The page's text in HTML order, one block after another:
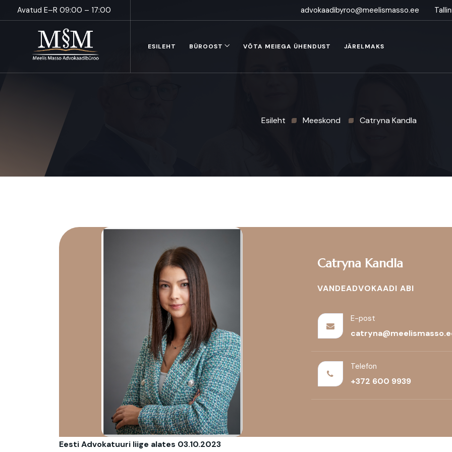
Avatud E–R 09:00 – 17:00 advokaadibyroo@meelismasso.ee
ESILEHT BÜROOST VÕTA MEIEGA ÜHENDUST JÄRELMAKS
Esileht Meeskond Catryna Kandla
Catryna Kandla
VANDEADVOKAADI ABI
E-post
Telefon
+372 600 9939
Eesti Advokatuuri liige alates 03.10.2023